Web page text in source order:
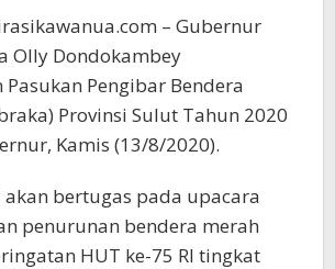
– Gubernur
Olly Dondokambey
Pengibar Bendera
Provinsi Sulut Tahun 2020
Kamis (13/8/2020).
bertugas pada upacara
penurunan bendera merah
HUT ke-75 RI tingkat